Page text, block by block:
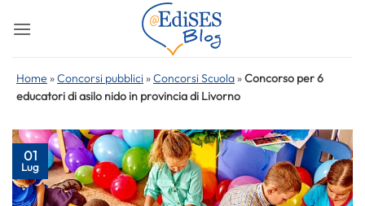
Home »Concorsi pubblici »Concorsi Scuola »Concorso per 6
educatori di asilo nido in provincia di Livorno
01
Lug